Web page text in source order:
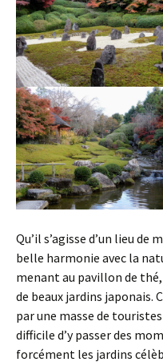
Qu’il s’agisse d’un lieu de
belle harmonie avec la
menant au pavillon de
de beaux jardins japonais.
par une masse de
difficile d’y passer des
forcément les jardins